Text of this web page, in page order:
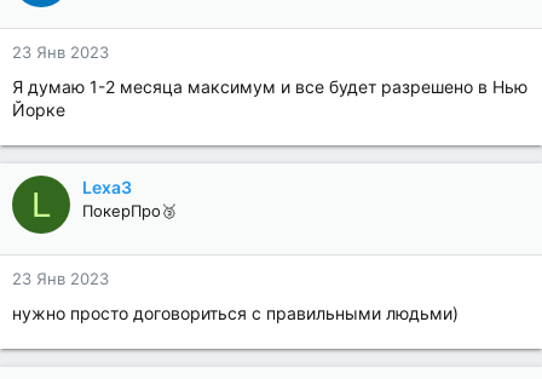
23 Янв 2023
Я думаю 1-2 месяца максимум и все будет разрешено в Нью
Йорке
L Lexa3
ПокерПро🥉
23 Янв 2023
нужно просто договориться с правильными людьми)